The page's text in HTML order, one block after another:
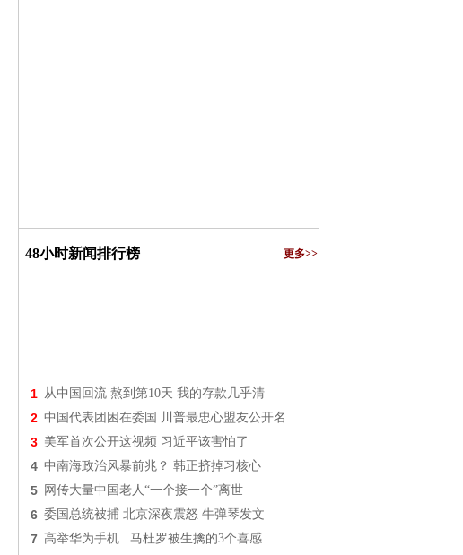
48小时新闻排行榜 更多>>
1 从中国回流 熬到第10天 我的存款几乎清
2 中国代表团困在委国 川普最忠心盟友公开名
3 美军首次公开这视频 习近平该害怕了
4 中南海政治风暴前兆？ 韩正挤掉习核心
5 网传大量中国老人“一个接一个”离世
6 委国总统被捕 北京深夜震怒 牛弹琴发文
7 高举华为手机...马杜罗被生擒的3个喜感